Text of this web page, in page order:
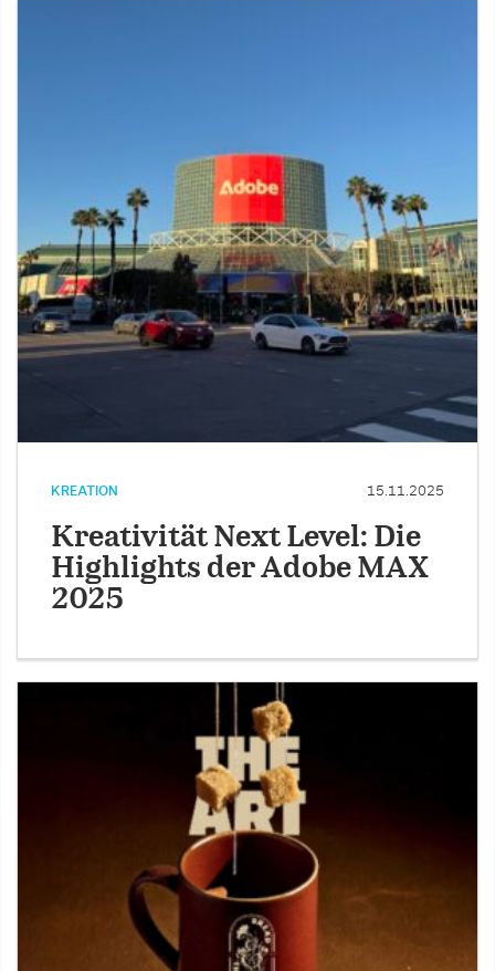
KREATION 15.11.2025
Kreativität Next Level: Die
Highlights der Adobe MAX
2025